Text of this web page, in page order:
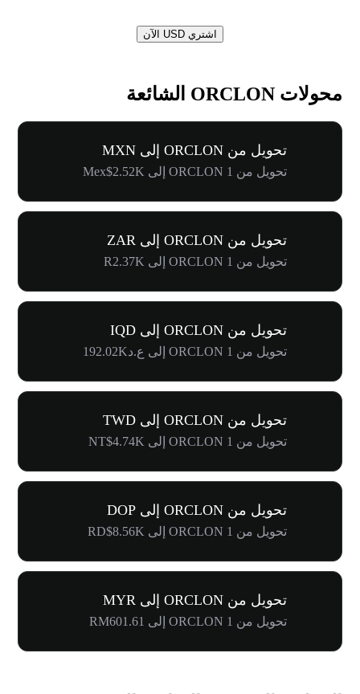
اشتري USD الآن
محولات ORCLON الشائعة
تحويل من ORCLON إلى MXN
تحويل من 1 ORCLON إلى Mex$2.52K
تحويل من ORCLON إلى ZAR
تحويل من 1 ORCLON إلى R2.37K
تحويل من ORCLON إلى IQD
تحويل من 1 ORCLON إلى ع.د192.02K
تحويل من ORCLON إلى TWD
تحويل من 1 ORCLON إلى NT$4.74K
تحويل من ORCLON إلى DOP
تحويل من 1 ORCLON إلى RD$8.56K
تحويل من ORCLON إلى MYR
تحويل من 1 ORCLON إلى RM601.61